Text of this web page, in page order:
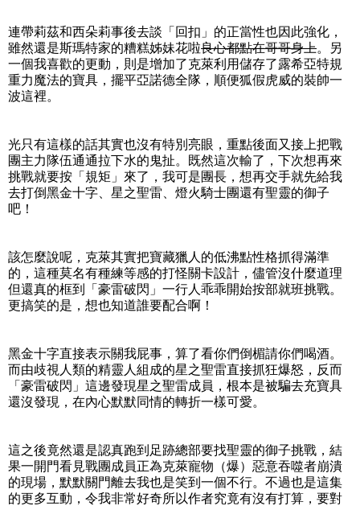
連帶莉茲和西朵莉事後去談「回扣」的正當性也因此強化，
雖然還是斯瑪特家的糟糕姊妹花啦良心都點在哥哥身上。另
一個我喜歡的更動，則是增加了克萊利用儲存了露希亞特規
重力魔法的寶具，擺平亞諾德全隊，順便狐假虎威的裝帥一
波這裡。
光只有這樣的話其實也沒有特別亮眼，重點後面又接上把戰
團主力隊伍通通拉下水的鬼扯。既然這次輸了，下次想再來
挑戰就要按「規矩」來了，我可是團長，想再交手就先給我
去打倒黑金十字、星之聖雷、燈火騎士團還有聖靈的御子
吧！
該怎麼說呢，克萊其實把寶藏獵人的低沸點性格抓得滿準
的，這種莫名有種練等感的打怪關卡設計，儘管沒什麼道理
但還真的框到「豪雷破閃」一行人乖乖開始按部就班挑戰。
更搞笑的是，想也知道誰要配合啊！
黑金十字直接表示關我屁事，算了看你們倒楣請你們喝酒。
而由歧視人類的精靈人組成的星之聖雷直接抓狂爆怒，反而
「豪雷破閃」這邊發現星之聖雷成員，根本是被騙去充寶具
還沒發現，在內心默默同情的轉折一樣可愛。
這之後竟然還是認真跑到足跡總部要找聖靈的御子挑戰，結
果一開門看見戰團成員正為克萊寵物（爆）惡意吞噬者崩潰
的現場，默默關門離去我也是笑到一個不行。不過也是這集
的更多互動，令我非常好奇所以作者究竟有沒有打算，要對